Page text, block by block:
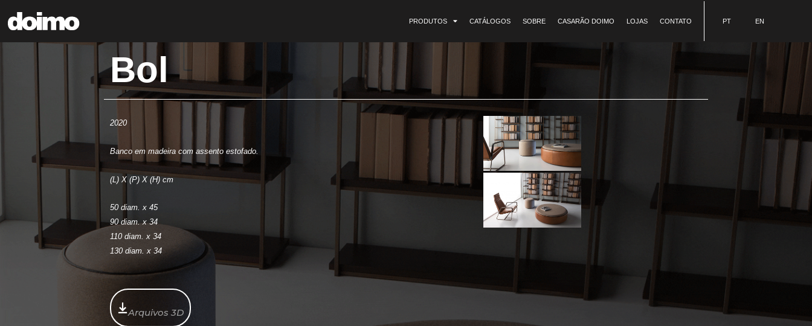
PRODUTOS CATÁLOGOS SOBRE CASARÃO DOIMO LOJAS CONTATO PT EN
Bol
2020
Banco em madeira com assento estofado.
(L) X (P) X (H) cm
50 diam. x 45
90 diam. x 34
110 diam. x 34
130 diam. x 34
Arquivos 3D